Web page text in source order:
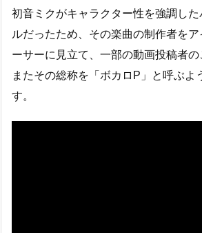
初音ミクがキャラクター性を強調し
ルだったため、その楽曲の制作者をア
ーサーに見立て、一部の動画投稿者の
またその総称を「ボカロP」と呼ぶよ
す。